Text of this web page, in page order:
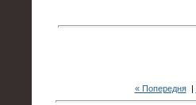
« Попередня|